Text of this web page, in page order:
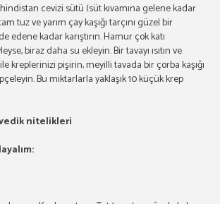
cevizi sütü (süt kıvamına gelene kadar
tuz ve yarım çay kaşığı tarçını güzel bir
edene kadar karıştırın. Hamur çok katı
biraz daha su ekleyin. Bir tavayı ısıtın ve
kreplerinizi pişirin, meyilli tavada bir çorba kaşığı
Bu miktarlarla yaklaşık 10 küçük krep
nitelikleri